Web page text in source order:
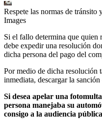
Respete las normas de tránsito
Images
Si el fallo determina que quien
debe expedir una resolución
dicha persona del pago del
Por medio de dicha resolución
inmediata, descargar la sanción
Si desea apelar una
persona manejaba su
consigo a la audiencia